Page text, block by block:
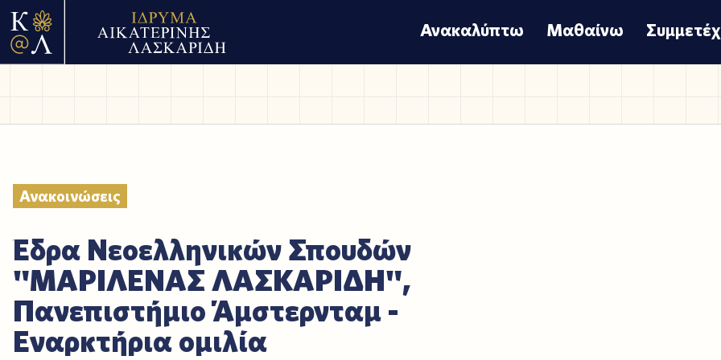
Ανακαλύπτω Μαθαίνω
Ανακοινώσεις
Έδρα Νεοελληνικών Σπουδών
"ΜΑΡΙΛΕΝΑΣ ΛΑΣΚΑΡΙΔΗ",
Πανεπιστήμιο Άμστερνταμ -
Εναρκτήρια ομιλία